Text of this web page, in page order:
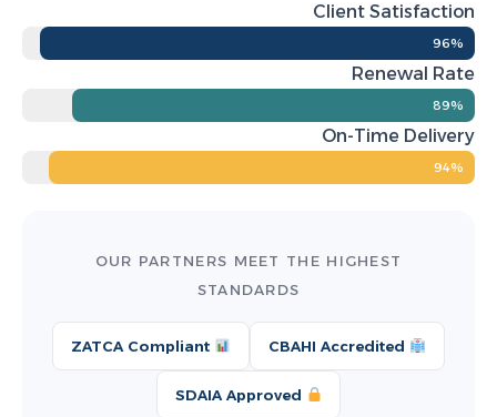
Client Satisfaction
96%
Renewal Rate
89%
On-Time Delivery
94%
OUR PARTNERS MEET THE HIGHEST
STANDARDS